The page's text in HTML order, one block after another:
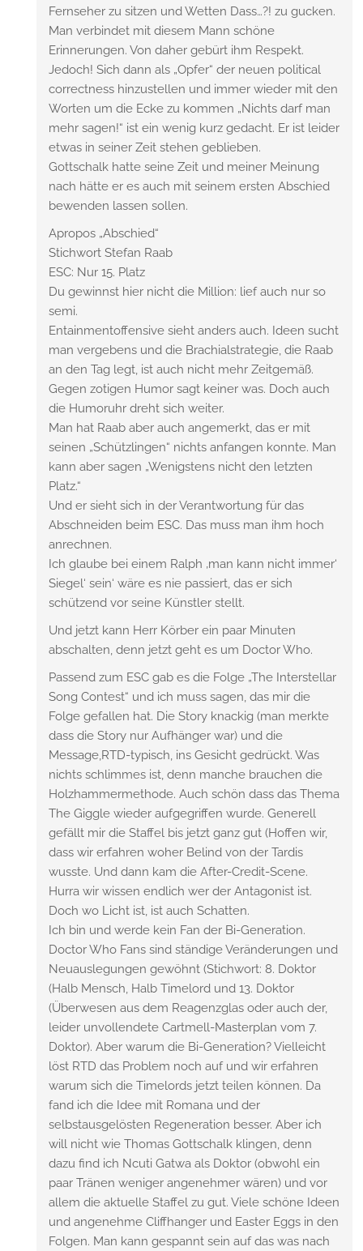
Fernseher zu sitzen und Wetten Dass…?! zu gucken.
Man verbindet mit diesem Mann schöne
Erinnerungen. Von daher gebürt ihm Respekt.
Jedoch! Sich dann als „Opfer“ der neuen political
correctness hinzustellen und immer wieder mit den
Worten um die Ecke zu kommen „Nichts darf man
mehr sagen!“ ist ein wenig kurz gedacht. Er ist leider
etwas in seiner Zeit stehen geblieben.
Gottschalk hatte seine Zeit und meiner Meinung
nach hätte er es auch mit seinem ersten Abschied
bewenden lassen sollen.
Apropos „Abschied“
Stichwort Stefan Raab
ESC: Nur 15. Platz
Du gewinnst hier nicht die Million: lief auch nur so
semi.
Entainmentoffensive sieht anders auch. Ideen sucht
man vergebens und die Brachialstrategie, die Raab
an den Tag legt, ist auch nicht mehr Zeitgemäß.
Gegen zotigen Humor sagt keiner was. Doch auch
die Humoruhr dreht sich weiter.
Man hat Raab aber auch angemerkt, das er mit
seinen „Schützlingen“ nichts anfangen konnte. Man
kann aber sagen „Wenigstens nicht den letzten
Platz.“
Und er sieht sich in der Verantwortung für das
Abschneiden beim ESC. Das muss man ihm hoch
anrechnen.
Ich glaube bei einem Ralph ‚man kann nicht immer‘
Siegel‘ sein‘ wäre es nie passiert, das er sich
schützend vor seine Künstler stellt.
Und jetzt kann Herr Körber ein paar Minuten
abschalten, denn jetzt geht es um Doctor Who.
Passend zum ESC gab es die Folge „The Interstellar
Song Contest“ und ich muss sagen, das mir die
Folge gefallen hat. Die Story knackig (man merkte
dass die Story nur Aufhänger war) und die
Message,RTD-typisch, ins Gesicht gedrückt. Was
nichts schlimmes ist, denn manche brauchen die
Holzhammermethode. Auch schön dass das Thema
The Giggle wieder aufgegriffen wurde. Generell
gefällt mir die Staffel bis jetzt ganz gut (Hoffen wir,
dass wir erfahren woher Belind von der Tardis
wusste. Und dann kam die After-Credit-Scene.
Hurra wir wissen endlich wer der Antagonist ist.
Doch wo Licht ist, ist auch Schatten.
Ich bin und werde kein Fan der Bi-Generation.
Doctor Who Fans sind ständige Veränderungen und
Neuauslegungen gewöhnt (Stichwort: 8. Doktor
(Halb Mensch, Halb Timelord und 13. Doktor
(Überwesen aus dem Reagenzglas oder auch der,
leider unvollendete Cartmell-Masterplan vom 7.
Doktor). Aber warum die Bi-Generation? Vielleicht
löst RTD das Problem noch auf und wir erfahren
warum sich die Timelords jetzt teilen können. Da
fand ich die Idee mit Romana und der
selbstausgelösten Regeneration besser. Aber ich
will nicht wie Thomas Gottschalk klingen, denn
dazu find ich Ncuti Gatwa als Doktor (obwohl ein
paar Tränen weniger angenehmer wären) und vor
allem die aktuelle Staffel zu gut. Viele schöne Ideen
und angenehme Cliffhanger und Easter Eggs in den
Folgen. Man kann gespannt sein auf das was nach